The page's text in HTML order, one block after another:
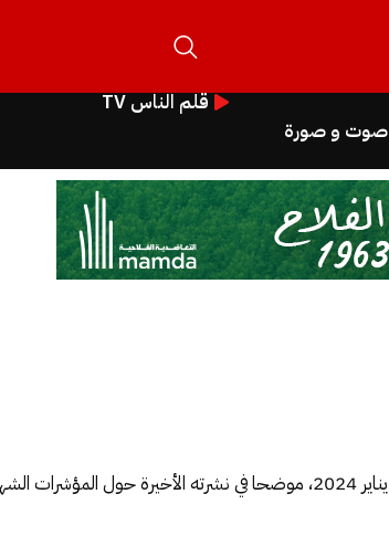
صوت و صورة
قلم الناس TV
أفاد مكتب الصرف بأن تحويلات المغاربة المقيمين بالخارج بلغت ما يعادل 9,2 مليار خلال شهر يناير 2024، موضحا في نشرته